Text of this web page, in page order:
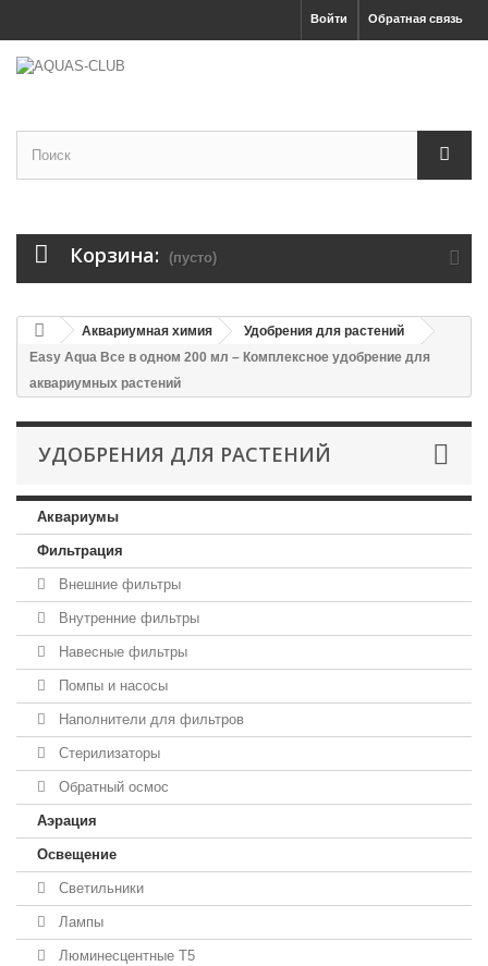
Обратная связь
Войти
Корзина: (пусто)
Аквариумная химия
Удобрения для растений
Easy Aqua Все в одном 200 мл – Комплексное удобрение для
аквариумных растений
УДОБРЕНИЯ ДЛЯ РАСТЕНИЙ
Аквариумы
Фильтрация
Внешние фильтры
Внутренние фильтры
Навесные фильтры
Помпы и насосы
Наполнители для фильтров
Стерилизаторы
Обратный осмос
Аэрация
Освещение
Светильники
Лампы
Люминесцентные T5